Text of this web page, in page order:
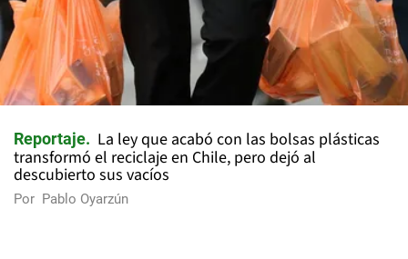
Reportaje
La ley que acabó con las bolsas plásticas
transformó el reciclaje en Chile, pero dejó al
descubierto sus vacíos
Por Pablo Oyarzún